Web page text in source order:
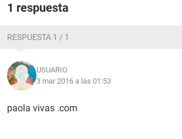
1 respuesta
RESPUESTA 1 / 1
USUARIO
3 mar 2016 a las 01:53
paola vivas .com